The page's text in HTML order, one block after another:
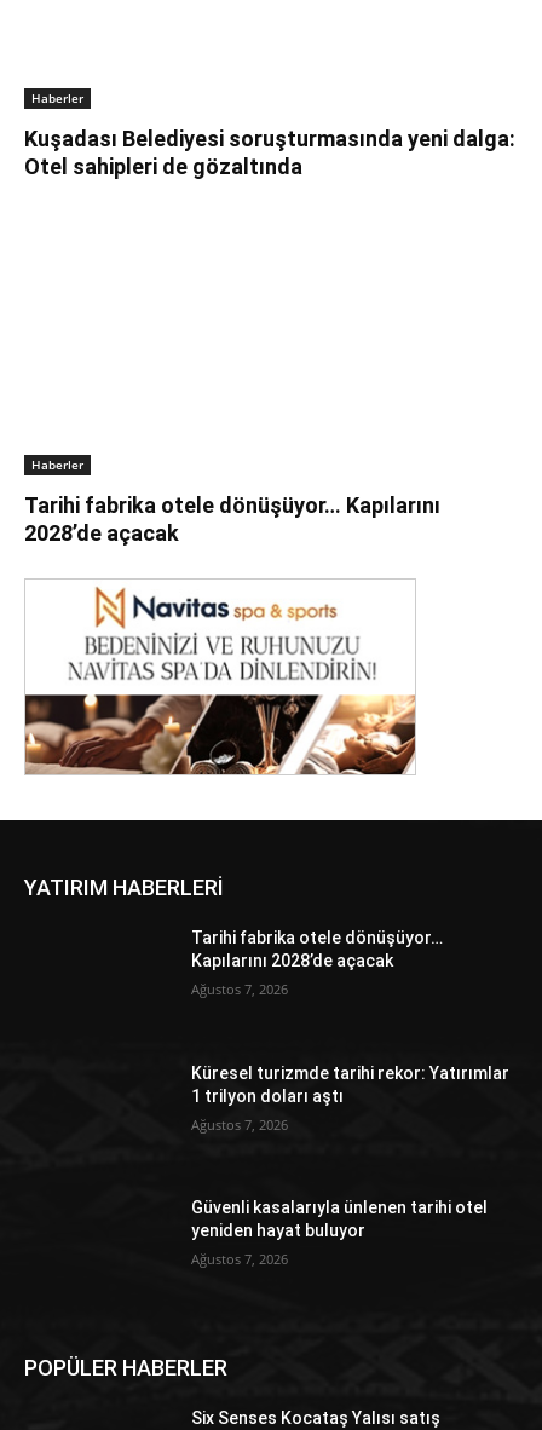
Haberler
Kuşadası Belediyesi soruşturmasında yeni dalga:
Otel sahipleri de gözaltında
Haberler
Tarihi fabrika otele dönüşüyor… Kapılarını
2028’de açacak
YATIRIM HABERLERİ
Tarihi fabrika otele dönüşüyor…
Kapılarını 2028’de açacak
Ağustos 7, 2026
Küresel turizmde tarihi rekor: Yatırımlar
1 trilyon doları aştı
Ağustos 7, 2026
Güvenli kasalarıyla ünlenen tarihi otel
yeniden hayat buluyor
Ağustos 7, 2026
POPÜLER HABERLER
Six Senses Kocataş Yalısı satış